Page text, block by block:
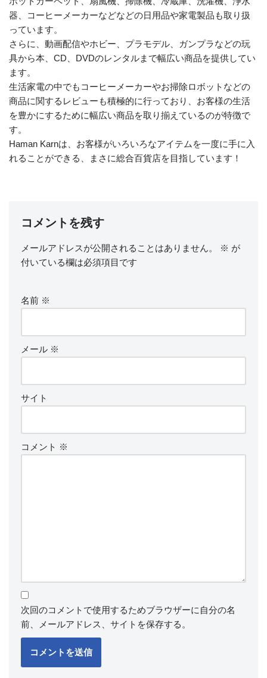
器、コーヒーメーカーなどなどの日用品や家電製品も取り扱
っています。
さらに、動画配信やホビー、プラモデル、ガンプラなどの玩
具から本、CD、DVDのレンタルまで幅広い商品を提供してい
ます。
生活家電の中でもコーヒーメーカーやお掃除ロボットなどの
商品に関するレビューも積極的に行っており、お客様の生活
を豊かにするために幅広い商品を取り揃えているのが特徴で
す。
Haman Karnは、お客様がいろいろなアイテムを一度に手に入
れることができる、まさに総合百貨店を目指しています！
コメントを残す
メールアドレスが公開されることはありません。 ※ が
付いている欄は必須項目です
名前 ※
メール ※
サイト
コメント ※
次回のコメントで使用するためブラウザーに自分の名
前、メールアドレス、サイトを保存する。